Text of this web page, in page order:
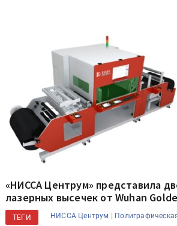
«НИССА Центрум» представила
лазерных высечек от Wuhan
ТЕГИ НИССА Центрум |